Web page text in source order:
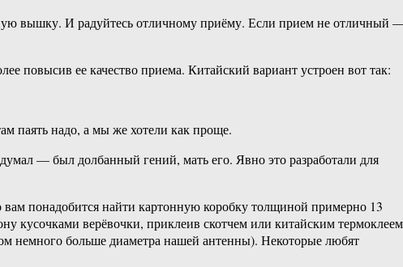
вышку. И радуйтесь отличному приёму. Если прием не отличный
повысив ее качество приема. Китайский вариант устроен вот так:
паять надо, а мы же хотели как проще.
— был долбанный гений, мать его. Явно это разработали для
понадобится найти картонную коробку толщиной примерно 13
кусочками верёвочки, приклеив скотчем или китайским
немного больше диаметра нашей антенны). Некоторые любят